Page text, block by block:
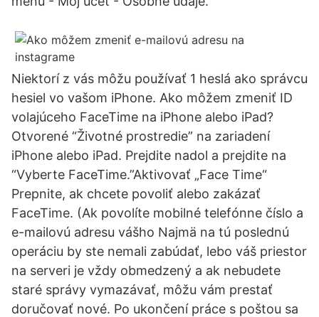
Niektorí z vás môžu používať 1 heslá ako správcu
hesiel vo vašom iPhone. Ako môžem zmeniť ID
volajúceho FaceTime na iPhone alebo iPad?
Otvorené “Životné prostredie” na zariadení
iPhone alebo iPad. Prejdite nadol a prejdite na
“Vyberte FaceTime.”Aktivovať „Face Time“
Prepnite, ak chcete povoliť alebo zakázať
FaceTime. (Ak povolíte mobilné telefónne číslo a
e-mailovú adresu vášho Najmä na tú poslednú
operáciu by ste nemali zabúdať, lebo váš priestor
na serveri je vždy obmedzený a ak nebudete
staré správy vymazávať, môžu vám prestať
doručovať nové. Po ukončení práce s poštou sa